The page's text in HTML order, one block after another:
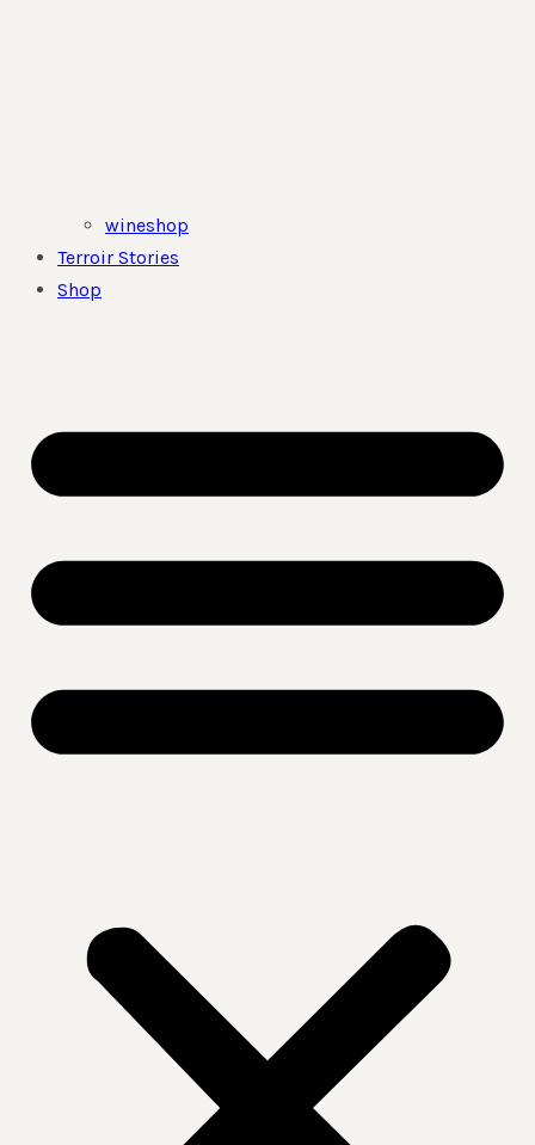
wineshop
Terroir Stories
Shop